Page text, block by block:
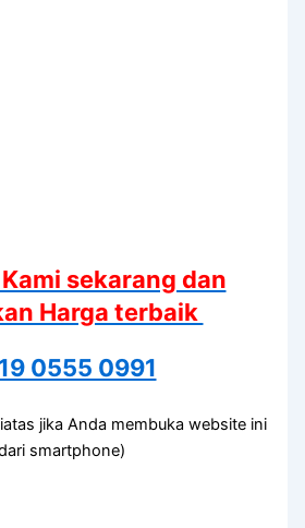
sekarang dan
Harga terbaik
0555 0991
jika Anda membuka website ini
smartphone)